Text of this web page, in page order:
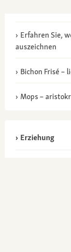
Erfahren Sie,
auszeichnen
Bichon Frisé –
Mops –
Erziehung